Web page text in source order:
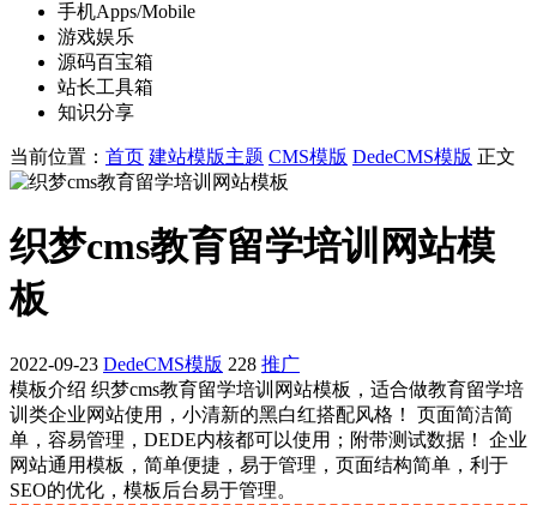
手机Apps/Mobile
游戏娱乐
源码百宝箱
站长工具箱
知识分享
当前位置： 首页 建站模版主题 CMS模版 DedeCMS模版 正文
织梦cms教育留学培训网站模
板
2022-09-23 DedeCMS模版 228 推广
模板介绍 织梦cms教育留学培训网站模板，适合做教育留学培
训类企业网站使用，小清新的黑白红搭配风格！ 页面简洁简
单，容易管理，DEDE内核都可以使用；附带测试数据！ 企业
网站通用模板，简单便捷，易于管理，页面结构简单，利于
SEO的优化，模板后台易于管理。